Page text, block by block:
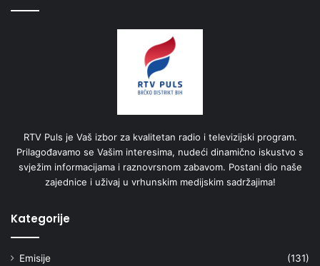
RTV Puls je Vaš izbor za kvalitetan radio i televizijski program.
Prilagođavamo se Vašim interesima, nudeći dinamično iskustvo s
svježim informacijama i raznovrsnom zabavom. Postani dio naše
zajednice i uživaj u vrhunskim medijskim sadržajima!
Kategorije
Emisije
(131)